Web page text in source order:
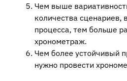
Чем выше
количества сценариев,
процесса, тем больше
хронометраж.
Чем более устойчивый
нужно провести